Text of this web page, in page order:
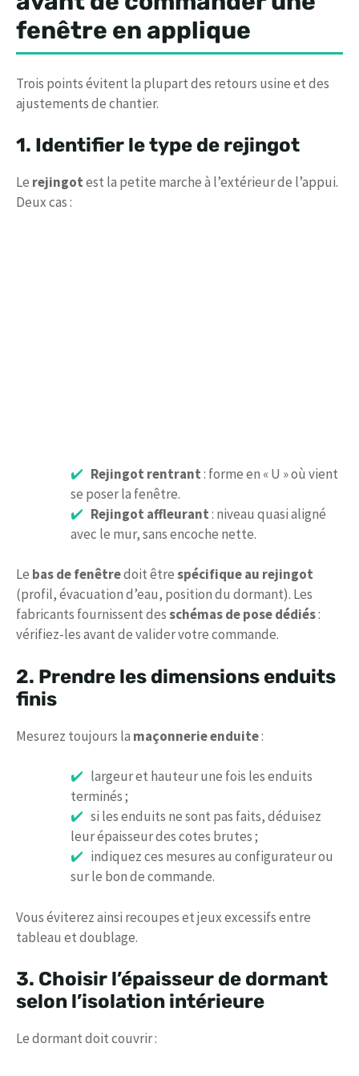
fenêtre en applique
Trois points évitent la plupart des retours usine et des
ajustements de chantier.
1. Identifier le type de rejingot
Le rejingotest la petite marche à l’extérieur de l’appui.
Deux cas :
Rejingot rentrant: forme en « U » où vient
se poser la fenêtre.
Rejingot affleurant: niveau quasi aligné
avec le mur, sans encoche nette.
Le bas de fenêtredoit êtrespécifique au rejingot
(profil, évacuation d’eau, position du dormant). Les
fabricants fournissent desschémas de pose dédiés:
vérifiez-les avant de valider votre commande.
2. Prendre les dimensions enduits
finis
Mesurez toujours la maçonnerie enduite:
largeur et hauteur une fois les enduits
terminés ;
si les enduits ne sont pas faits, déduisez
leur épaisseur des cotes brutes ;
indiquez ces mesures au configurateur ou
sur le bon de commande.
Vous éviterez ainsi recoupes et jeux excessifs entre
tableau et doublage.
3. Choisir l’épaisseur de dormant
selon l’isolation intérieure
Le dormant doit couvrir :